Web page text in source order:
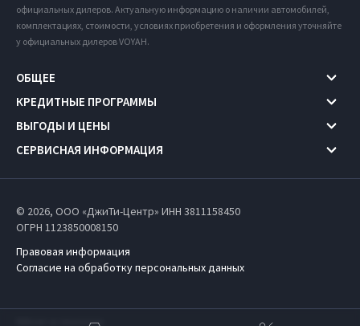
официальных дилеров. Актуальную информацию о наличии автомобилей,
комплектациях, стоимости, условиях приобретения и оформления уточняйте
у официальных дилеров VOYAH.
ОБЩЕЕ
КРЕДИТНЫЕ ПРОГРАММЫ
ВЫГОДЫ И ЦЕНЫ
СЕРВИСНАЯ ИНФОРМАЦИЯ
© 2026, ООО «ДжиТи-Центр» ИНН 3811158450
ОГРН 1123850008150
Правовая информация
Согласие на обработку персональных данных
Работает на технологиях